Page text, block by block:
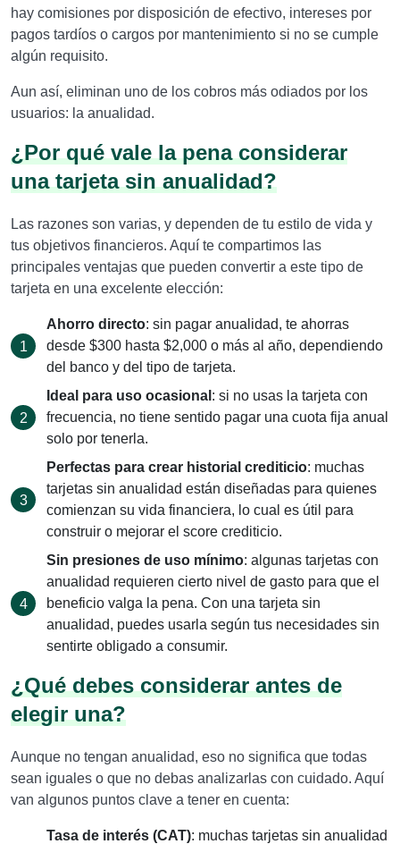
hay comisiones por disposición de efectivo, intereses por
pagos tardíos o cargos por mantenimiento si no se cumple
algún requisito.
Aun así, eliminan uno de los cobros más odiados por los
usuarios: la anualidad.
¿Por qué vale la pena considerar
una tarjeta sin anualidad?
Las razones son varias, y dependen de tu estilo de vida y
tus objetivos financieros. Aquí te compartimos las
principales ventajas que pueden convertir a este tipo de
tarjeta en una excelente elección:
Ahorro directo: sin pagar anualidad, te ahorras
desde $300 hasta $2,000 o más al año, dependiendo
del banco y del tipo de tarjeta.
Ideal para uso ocasional : si no usas la tarjeta con
frecuencia, no tiene sentido pagar una cuota fija anual
solo por tenerla.
Perfectas para crear historial crediticio: muchas
tarjetas sin anualidad están diseñadas para quienes
comienzan su vida financiera, lo cual es útil para
construir o mejorar el score crediticio.
Sin presiones de uso mínimo: algunas tarjetas con
anualidad requieren cierto nivel de gasto para que el
beneficio valga la pena. Con una tarjeta sin
anualidad, puedes usarla según tus necesidades sin
sentirte obligado a consumir.
¿Qué debes considerar antes de
elegir una?
Aunque no tengan anualidad, eso no significa que todas
sean iguales o que no debas analizarlas con cuidado. Aquí
van algunos puntos clave a tener en cuenta:
Tasa de interés (CAT): muchas tarjetas sin anualidad